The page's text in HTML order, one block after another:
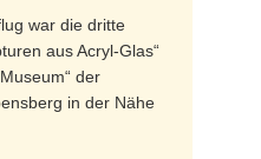
war die dritte
aus Acryl-Glas“
der
in der Nähe